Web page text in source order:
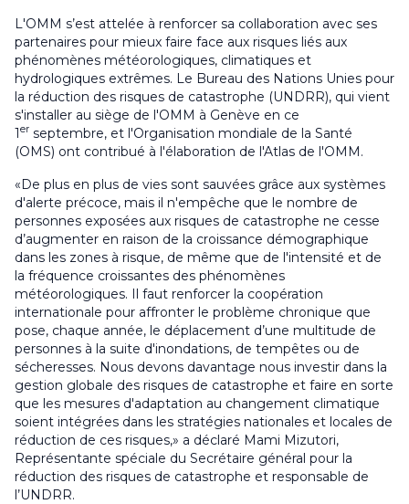
L'OMM s’est attelée à renforcer sa collaboration avec ses
partenaires pour mieux faire face aux risques liés aux
phénomènes météorologiques, climatiques et
hydrologiques extrêmes. Le Bureau des Nations Unies pour
la réduction des risques de catastrophe (UNDRR), qui vient
s'installer au siège de l'OMM à Genève en ce
1er septembre, et l'Organisation mondiale de la Santé
(OMS) ont contribué à l'élaboration de l'Atlas de l'OMM.
«De plus en plus de vies sont sauvées grâce aux systèmes
d'alerte précoce, mais il n'empêche que le nombre de
personnes exposées aux risques de catastrophe ne cesse
d’augmenter en raison de la croissance démographique
dans les zones à risque, de même que de l'intensité et de
la fréquence croissantes des phénomènes
météorologiques. Il faut renforcer la coopération
internationale pour affronter le problème chronique que
pose, chaque année, le déplacement d’une multitude de
personnes à la suite d'inondations, de tempêtes ou de
sécheresses. Nous devons davantage nous investir dans la
gestion globale des risques de catastrophe et faire en sorte
que les mesures d'adaptation au changement climatique
soient intégrées dans les stratégies nationales et locales de
réduction de ces risques,» a déclaré Mami Mizutori,
Représentante spéciale du Secrétaire général pour la
réduction des risques de catastrophe et responsable de
l’UNDRR.